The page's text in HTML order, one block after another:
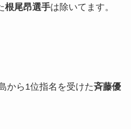
根尾昂選手は除いてます。
から1位指名を受けた斉藤優